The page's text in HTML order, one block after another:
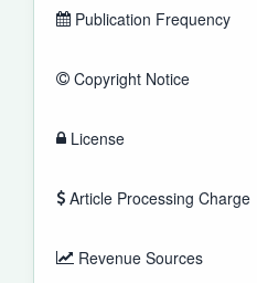
Publication Frequency
Copyright Notice
License
Article Processing Charge
Revenue Sources